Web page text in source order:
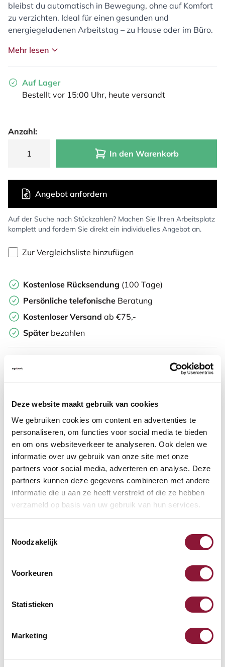
Deze website maakt gebruik van cookies
We gebruiken cookies om content en advertenties te
personaliseren, om functies voor social media te bieden
en om ons websiteverkeer te analyseren. Ook delen we
informatie over uw gebruik van onze site met onze
partners voor social media, adverteren en analyse. Deze
partners kunnen deze gegevens combineren met andere
informatie die u aan ze heeft verstrekt of die ze hebben
verzameld op basis van uw gebruik van hun services.
Noodzakelijk
Voorkeuren
Statistieken
Marketing
bleibst du automatisch in Bewegung, ohne auf Komfort
zu verzichten. Ideal für einen gesunden und
energiegeladenen Arbeitstag – zu Hause oder im Büro.
Mehr lesen
Auf Lager
Bestellt vor 15:00 Uhr, heute versandt
Anzahl:
In den Warenkorb
Auf der Suche nach Stückzahlen? Machen Sie Ihren Arbeitsplatz
komplett und fordern Sie direkt ein individuelles Angebot an.
Angebot anfordern
Zur Vergleichsliste hinzufügen
Kostenlose Rücksendung (100 Tage)
Persönliche telefonische Beratung
Kostenloser Versand ab €75,-
Später bezahlen
Weitere Informationen
Häufig zusammen gekauft mit
Bodenmatte klein mit
Noppen 120 x 90 cm
79,14
Maus rechtshändig kabellos
SUN-FLEX Footrest Relax